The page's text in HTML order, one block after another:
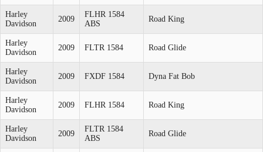
Harley
Davidson
2009
FLHR 1584
ABS
Road King
Harley
Davidson
2009 FLTR 1584 Road Glide
Harley
Davidson
2009 FXDF 1584 Dyna Fat Bob
Harley
Davidson
2009 FLHR 1584 Road King
Harley
Davidson
2009
FLTR 1584
ABS
Road Glide